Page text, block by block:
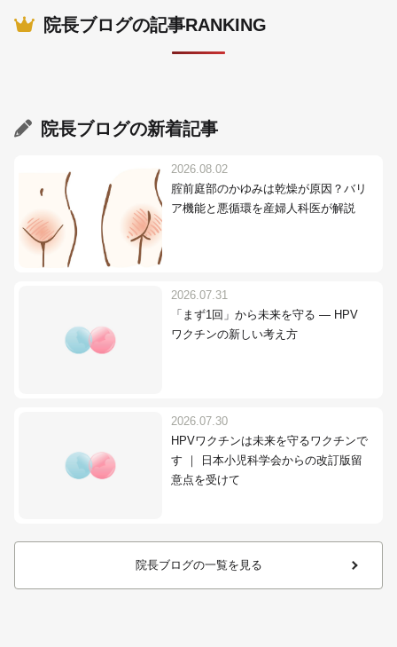
院長ブログの記事RANKING
院長ブログの新着記事
2026.08.02
腟前庭部のかゆみは乾燥が原因？バリ
ア機能と悪循環を産婦人科医が解説
2026.07.31
「まず1回」から未来を守る ― HPV
ワクチンの新しい考え方
2026.07.30
HPVワクチンは未来を守るワクチンで
す ｜ 日本小児科学会からの改訂版留
意点を受けて
院長ブログの一覧を見る